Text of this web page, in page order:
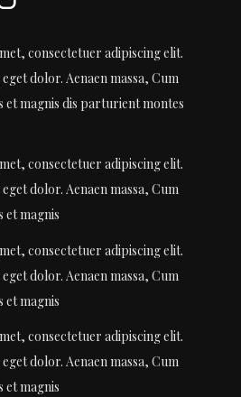
consectetuer adipiscing elit.
dolor. Aenaen massa, Cum
et magnis dis parturient montes
consectetuer adipiscing elit.
dolor. Aenaen massa, Cum
et magnis
consectetuer adipiscing elit.
dolor. Aenaen massa, Cum
et magnis
consectetuer adipiscing elit.
dolor. Aenaen massa, Cum
et magnis